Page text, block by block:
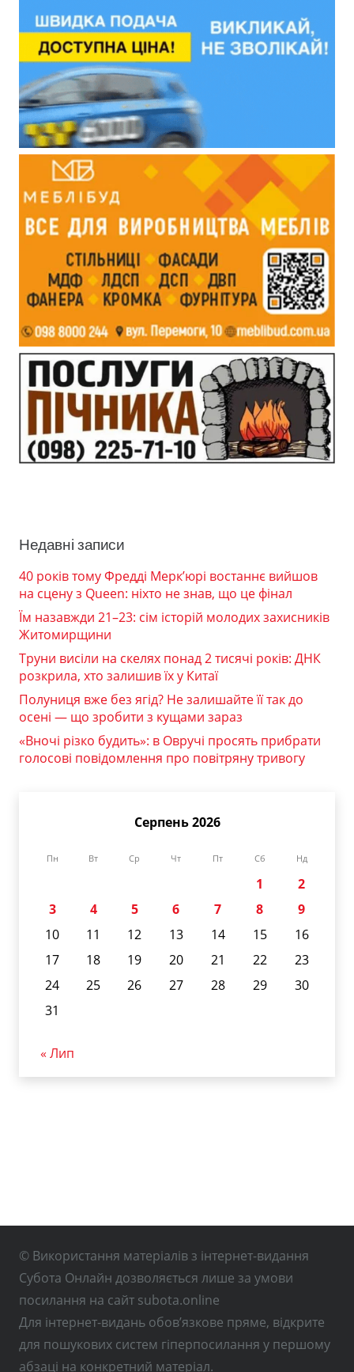
Недавні записи
40 років тому Фредді Мерк’юрі востаннє вийшов
на сцену з Queen: ніхто не знав, що це фінал
Їм назавжди 21–23: сім історій молодих захисників
Житомирщини
Труни висіли на скелях понад 2 тисячі років: ДНК
розкрила, хто залишив їх у Китаї
Полуниця вже без ягід? Не залишайте її так до
осені — що зробити з кущами зараз
«Вночі різко будить»: в Овручі просять прибрати
голосові повідомлення про повітряну тривогу
Серпень 2026
Пн Вт Ср Чт Пт Сб Нд
1
2
3
4 5 6 7 8
9
10
11 12 13 14 15
16
17
18 19 20 21 22
23
24
25 26 27 28 29
30
31
« Лип
© Використання матеріалів з інтернет-видання
Субота Онлайн дозволяється лише за умови
посилання на сайт subota.online
Для інтернет-видань обов’язкове пряме, відкрите
для пошукових систем гіперпосилання у першому
абзаці на конкретний матеріал.